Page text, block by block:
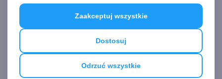
Odrzuć wszystkie
Dostosuj
Zaakceptuj wszystkie
Europie z dostępem do
mocarnego GPT-5.5 Cyber
Microsoft kontratakuje.